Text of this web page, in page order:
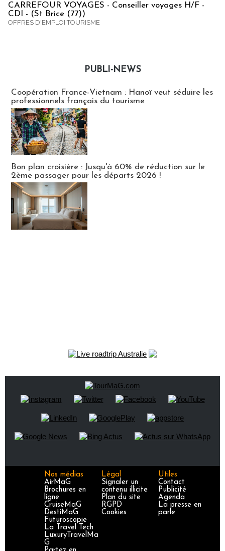
CARREFOUR VOYAGES - Conseiller voyages H/F -
CDI - (St Brice (77))
OFFRES D'EMPLOI TOURISME
PUBLI-NEWS
Coopération France-Vietnam : Hanoï veut séduire les
professionnels français du tourisme
Bon plan croisière : Jusqu'à 60% de réduction sur le
2ème passager pour les départs 2026 !
Nos médias
AirMaG
Brochures en
ligne
CruiseMaG
DestiMaG
Futuroscopie
La Travel Tech
LuxuryTravelMa
G
Légal
Signaler un
contenu illicite
Plan du site
RGPD
Cookies
Utiles
Contact
Publicité
Agenda
La presse en
parle